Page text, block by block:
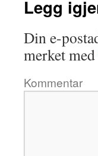
Legg
Din e-
merket med
Kommentar